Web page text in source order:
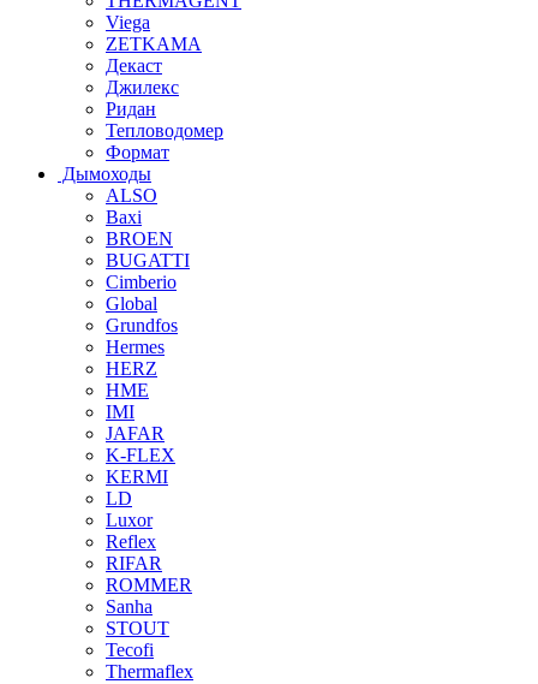
Viega
ZETKAMA
Декаст
Джилекс
Ридан
Тепловодомер
Формат
Дымоходы
ALSO
Baxi
BROEN
BUGATTI
Cimberio
Global
Grundfos
Hermes
HERZ
HME
IMI
JAFAR
K-FLEX
KERMI
LD
Luxor
Reflex
RIFAR
ROMMER
Sanha
STOUT
Tecofi
Thermaflex